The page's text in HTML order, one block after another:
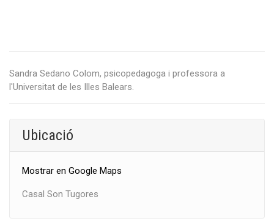
Sandra Sedano Colom, psicopedagoga i professora a
l'Universitat de les Illes Balears.
Ubicació
Mostrar en Google Maps
Casal Son Tugores